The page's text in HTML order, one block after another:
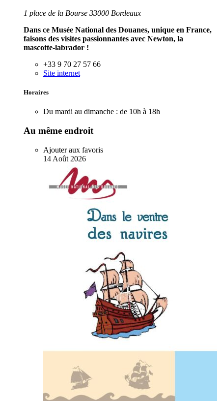
1 place de la Bourse 33000 Bordeaux
Dans ce Musée National des Douanes, unique en France,
faisons des visites passionnantes avec Newton, la
mascotte-labrador !
+33 9 70 27 57 66
Site internet
Horaires
Du mardi au dimanche : de 10h à 18h
Au même endroit
Ajouter aux favoris
14 Août 2026